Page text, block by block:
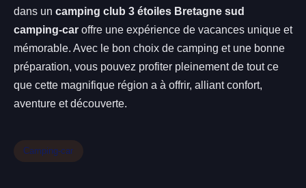
dans un camping club 3 étoiles Bretagne sud
camping-car offre une expérience de vacances unique et
mémorable. Avec le bon choix de camping et une bonne
préparation, vous pouvez profiter pleinement de tout ce
que cette magnifique région a à offrir, alliant confort,
aventure et découverte.
Camping-car